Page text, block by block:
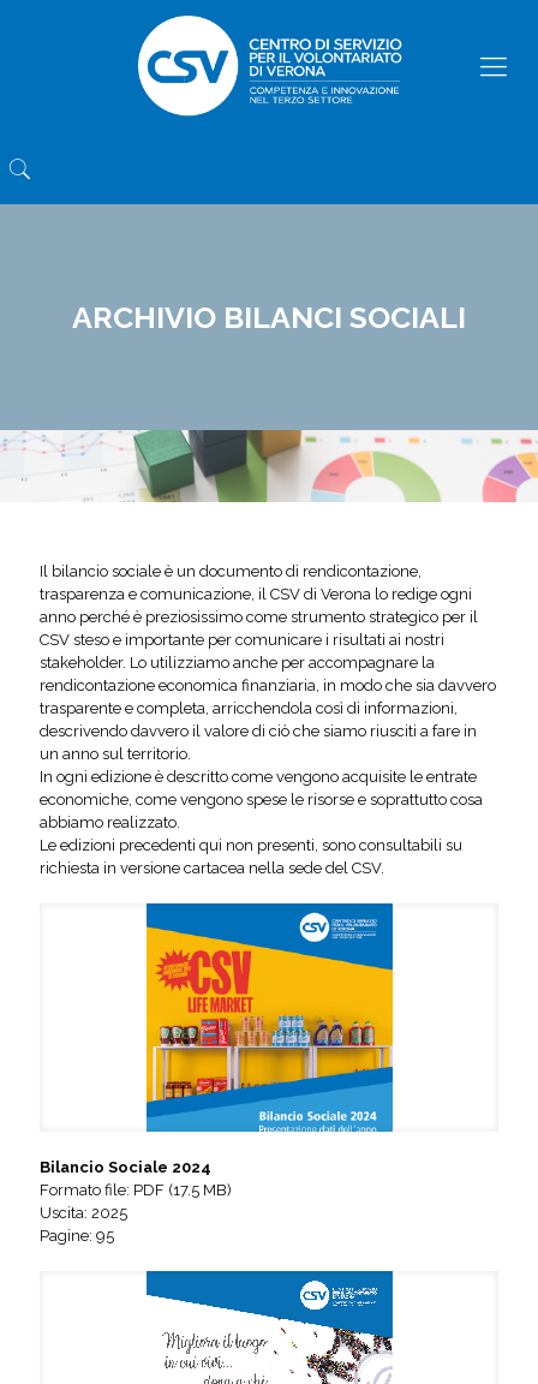
ARCHIVIO BILANCI SOCIALI
Il bilancio sociale è un documento di rendicontazione,
trasparenza e comunicazione, il CSV di Verona lo redige ogni
anno perché è preziosissimo come strumento strategico per il
CSV steso e importante per comunicare i risultati ai nostri
stakeholder. Lo utilizziamo anche per accompagnare la
rendicontazione economica finanziaria, in modo che sia davvero
trasparente e completa, arricchendola così di informazioni,
descrivendo davvero il valore di ciò che siamo riusciti a fare in
un anno sul territorio.
In ogni edizione è descritto come vengono acquisite le entrate
economiche, come vengono spese le risorse e soprattutto cosa
abbiamo realizzato.
Le edizioni precedenti qui non presenti, sono consultabili su
richiesta in versione cartacea nella sede del CSV.
Bilancio Sociale 2024
Formato file: PDF (17.5 MB)
Uscita: 2025
Pagine: 95